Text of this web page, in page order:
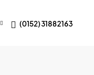
(0152) 31882163